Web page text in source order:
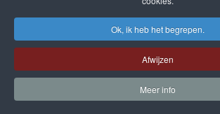
Ok, ik heb het begrepen.
Afwijzen
Meer info